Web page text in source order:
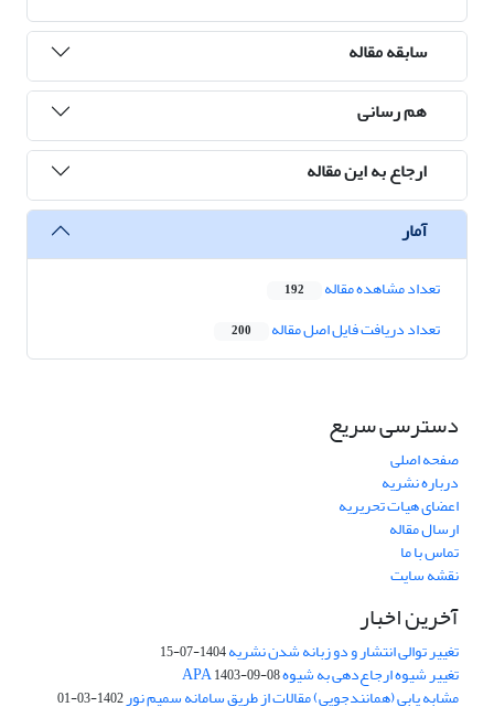
سابقه مقاله
هم رسانی
ارجاع به این مقاله
آمار
تعداد مشاهده مقاله 192
تعداد دریافت فایل اصل مقاله 200
دسترسی سریع
صفحه اصلی
درباره نشریه
اعضای هیات تحریریه
ارسال مقاله
تماس با ما
نقشه سایت
آخرین اخبار
تغییر توالی انتشار و دو زبانه شدن نشریه1404-07-15
تغییر شیوه ارجاع‌دهی به شیوه APA1403-09-08
مشابه یابی (همانندجویی) مقالات از طریق سامانه سمیم نور1402-03-01